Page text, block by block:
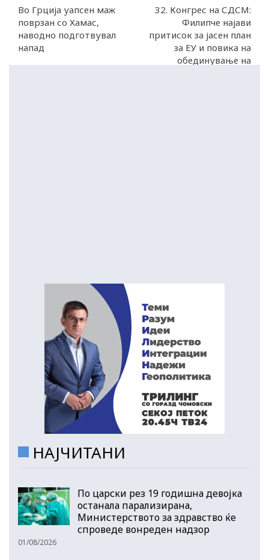
Во Грција уапсен маж
поврзан со Хамас,
наводно подготвувал
напад
32. Конгрес на СДСМ:
Филипче најави
притисок за јасен план
за ЕУ и повика на
обединување на
НАЈЧИТАНИ
По царски рез 19 годишна девојка
останала парализирана,
Министерството за здравство ќе
спроведе вонреден надзор
01/08/2026